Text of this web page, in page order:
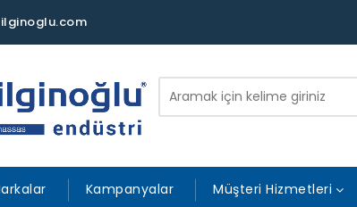
Kampanyalar Müşteri Hizmetleri